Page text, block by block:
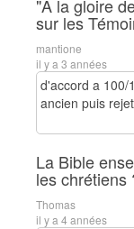
"A la gloire
sur les
mantione
il y a 3 années
d'accord a 100/
ancien puis
La Bible
les chrétiens
Thomas
il y a 4 années